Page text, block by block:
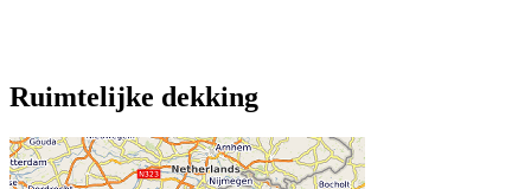
Ruimtelijke dekking